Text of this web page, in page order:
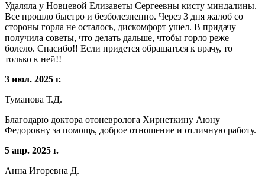
Удаляла у Новцевой Елизаветы Сергеевны кисту миндалины.
Все прошло быстро и безболезненно. Через 3 дня жалоб со
стороны горла не осталось, дискомфорт ушел. В придачу
получила советы, что делать дальше, чтобы горло реже
болело. Спасибо!! Если придется обращаться к врачу, то
только к ней!!
3 июл. 2025 г.
Туманова Т.Д.
Благодарю доктора отоневролога Хирнеткину Аюну
Федоровну за помощь, доброе отношение и отличную работу.
5 апр. 2025 г.
Анна Игоревна Д.